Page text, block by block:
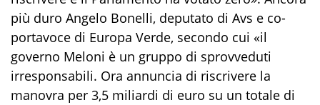
più duro Angelo Bonelli, deputato di Avs e co-
portavoce di Europa Verde, secondo cui «il
governo Meloni è un gruppo di sprovveduti
irresponsabili. Ora annuncia di riscrivere la
manovra per 3,5 miliardi di euro su un totale di